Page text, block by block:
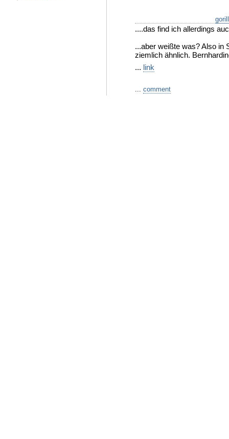
....das find ich allerdings
...aber weißte was? Also in
ziemlich ähnlich.
... link
comment